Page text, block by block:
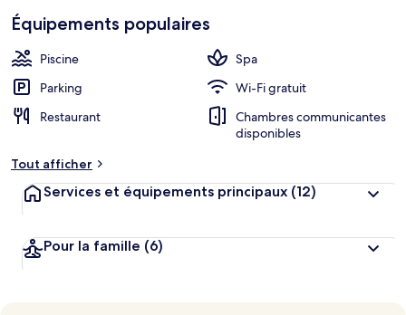
Équipements populaires
Piscine
Spa
Parking
Wi-Fi gratuit
Restaurant
Chambres communicantes
disponibles
Tout afficher
Services et équipements principaux (12)
Pour la famille (6)